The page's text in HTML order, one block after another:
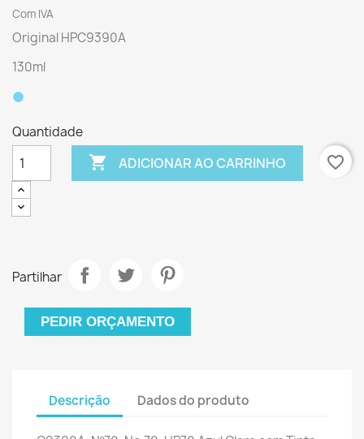
Com IVA
Original HPC9390A
130ml
Quantidade
 ADICIONAR AO CARRINHO favorite_border
Partilhar
PEDIR ORÇAMENTO
Descrição Dados do produto